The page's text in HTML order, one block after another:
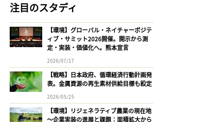
注目のスタディ
【環境】グローバル・ネイチャーポジテ
ィブ・サミット2026開催。開示から測
定・実装・価値化へ。熊本宣言
2026/07/17
【戦略】日本政府、循環経済行動計画発
表。金属資源の再生素材供給目標も設定
2026/05/25
【環境】リジェネラティブ農業の現在地
〜企業実装の進展と課題：面積拡大から